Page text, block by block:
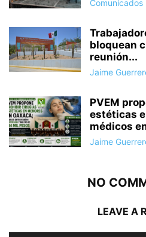
Comunicados
bloquean
reunión...
Jaime
PVEM
estéticas
médicos
Jaime
NO
LEAVE A